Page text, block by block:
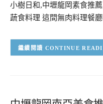
小樹日和,中壢龍岡素食推
蔬食料理 這間無肉料理餐
CONTINUE